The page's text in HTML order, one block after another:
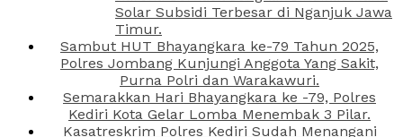
Solar Subsidi Terbesar di Nganjuk Jawa
Timur.
Sambut HUT Bhayangkara ke-79 Tahun 2025,
Polres Jombang Kunjungi Anggota Yang Sakit,
Purna Polri dan Warakawuri.
Semarakkan Hari Bhayangkara ke -79, Polres
Kediri Kota Gelar Lomba Menembak 3 Pilar.
Kasatreskrim Polres Kediri Sudah Menangani